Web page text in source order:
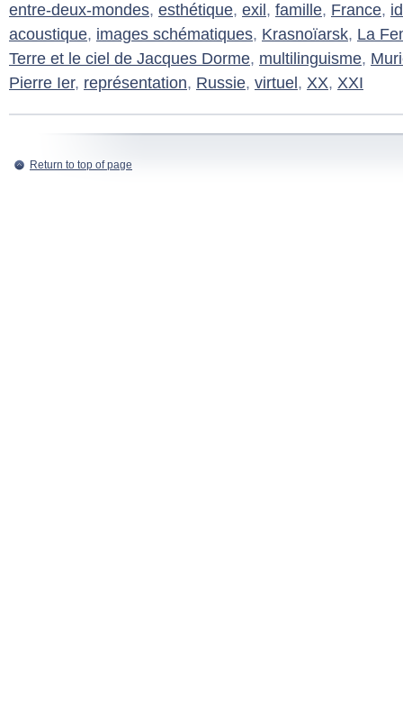
entre-deux-mondes, esthétique, exil , famille, France,
acoustique, images schématiques, Krasnoïarsk, La
Terre et le ciel de Jacques Dorme, multilinguisme,
Pierre Ier, représentation, Russie, virtuel , XX, XXI
Return to top of page